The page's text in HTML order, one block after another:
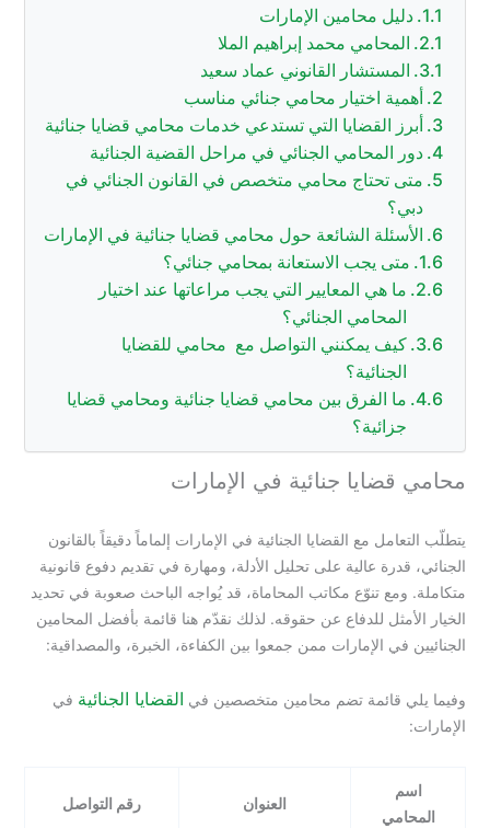
دليل محامين الإمارات
المحامي محمد إبراهيم الملا
المستشار القانوني عماد سعيد
أهمية اختيار محامي جنائي مناسب
أبرز القضايا التي تستدعي خدمات محامي قضايا جنائية
دور المحامي الجنائي في مراحل القضية الجنائية
متى تحتاج محامي متخصص في القانون الجنائي في
دبي؟
الأسئلة الشائعة حول محامي قضايا جنائية في الإمارات
متى يجب الاستعانة بمحامي جنائي؟
ما هي المعايير التي يجب مراعاتها عند اختيار
المحامي الجنائي؟
كيف يمكنني التواصل مع محامي للقضايا
الجنائية؟
ما الفرق بين محامي قضايا جنائية ومحامي قضايا
جزائية؟
محامي قضايا جنائية في الإمارات
يتطلّب التعامل مع القضايا الجنائية في الإمارات إلماماً دقيقاً بالقانون
الجنائي، قدرة عالية على تحليل الأدلة، ومهارة في تقديم دفوع قانونية
متكاملة. ومع تنوّع مكاتب المحاماة، قد يُواجه الباحث صعوبة في تحديد
الخيار الأمثل للدفاع عن حقوقه. لذلك نقدّم هنا قائمة بأفضل المحامين
الجنائيين في الإمارات ممن جمعوا بين الكفاءة، الخبرة، والمصداقية:
وفيما يلي قائمة تضم محامين متخصصين في القضايا الجنائية في
الإمارات:
اسم
المحامي
العنوان رقم التواصل